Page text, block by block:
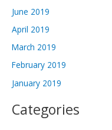
June 2019
April 2019
March 2019
February 2019
January 2019
Categories